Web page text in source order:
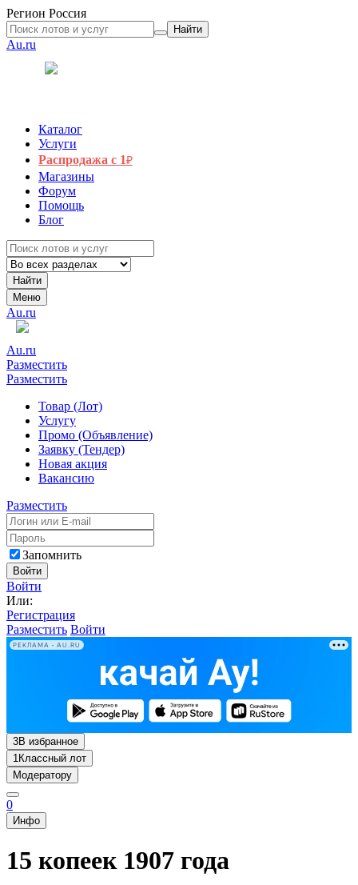
Регион Россия
Найти
Au.ru
Каталог
Услуги
Распродажа с 1₽
Магазины
Форум
Помощь
Блог
Найти
Меню
Au.ru
Au.ru
Разместить
Разместить
Товар (Лот)
Услугу
Промо (Объявление)
Заявку (Тендер)
Новая акция
Вакансию
Разместить
Запомнить
Войти
Войти
Или:
Регистрация
Разместить Войти
РЕКЛАМА • AU.RU
3В избранное
1Классный лот
Модератору
0
Инфо
15 копеек 1907 года